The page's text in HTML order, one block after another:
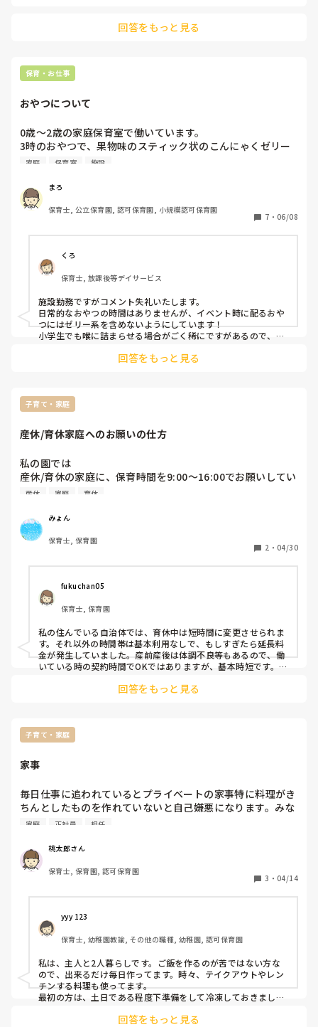
回答をもっと見る
保育・お仕事
おやつについて
0歳～2歳の家庭保育室で働いています。
3時のおやつで、果物味のスティック状のこんにゃくゼリー
が出されたので、私的にかなり驚いてしまいました。万が一
今まで働いていた所では出された事はありませんでした。お
やつは施設長か調理員さんが買ってきてくれます。
このようなおやつについてどう思いますか?
家庭 保育室 施設
まろ
保育士, 公立保育園, 認可保育園, 小規模認可保育園
7 ・ 06/08
くろ
保育士, 放課後等デイサービス
施設勤務ですがコメント失礼いたします。
日常的なおやつの時間はありませんが、イベント時に配るおや
つにはゼリー系を含めないようにしています！
小学生でも喉に詰まらせる場合がごく稀にですがあるので、そ
回答をもっと見る
子育て・家庭
産休/育休家庭へのお願いの仕方
私の園では
産休/育休の家庭に、保育時間を9:00〜16:00でお願いしてい
ます。
庭が多数います。
新年度になり、再度伝えようと思うのですが、
どのように伝えたらよいか悩んでいます。
効果的な伝え方があれば教えていただきたいです。
特にお子さんがいらっしゃる保育ママさん、どのような言い
方をされたら気分を害されず、時短にしよう、と思われるで
しょうか？
産休 家庭 育休
みょん
保育士, 保育園
2 ・ 04/30
fukuchan05
保育士, 保育園
私の住んでいる自治体では、育休中は短時間に変更させられま
す。それ以外の時間帯は基本利用なしで、もしすぎたら延長料
金が発生していました。産前産後は体調不良等もあるので、働
いている時の契約時間でOKではありますが、基本時短です。
勤務先では、働き始めるとゆっくり過ごす時間がないので、育
回答をもっと見る
子育て・家庭
家事
毎日仕事に追われているとプライベートの家事特に料理がき
ちんとしたものを作れていないと自己嫌悪になります。みな
さん自炊していますか？また、家庭がある先生は毎日料理し
家庭 正社員 担任
桃太郎さん
保育士, 保育園, 認可保育園
3 ・ 04/14
yyy 123
保育士, 幼稚園教諭, その他の職種, 幼稚園, 認可保育園
私は、主人と2人暮らしです。ご飯を作るのが苦ではない方な
ので、出来るだけ毎日作ってます。時々、テイクアウトやレン
チンする料理も使ってます。
最初の方は、土日である程度下準備をして冷凍しておきまし
回答をもっと見る